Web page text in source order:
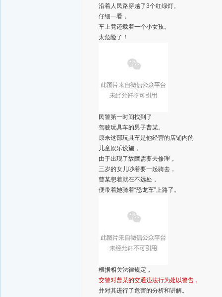
沿着人民路穿越了3个红绿灯。
仔细一看，
车上竟还载着一个小女孩。
太危险了！
民警第一时间找到了
驾驶玩具车的男子曹某。
原来这部玩具车是他经营的店铺内的
儿童娱乐设施，
由于出现了故障需要去修理，
三岁的女儿吵着要一起骑去，
曹某想着就在不远处，
便带着她骑着“恐龙车”上路了。
根据相关法律规定，
交警对曹某的交通违法行为处以警告，
并对其进行了危害的分析和讲解。